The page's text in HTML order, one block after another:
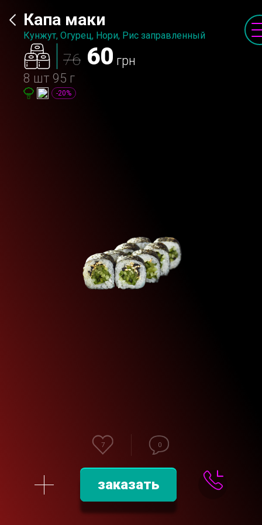
Капа маки
Кунжут, Огурец, Нори, Рис заправленный
76 60 грн
8 шт 95 г
-20%
7 0
заказать